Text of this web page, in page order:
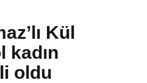
Kül
kadın
oldu